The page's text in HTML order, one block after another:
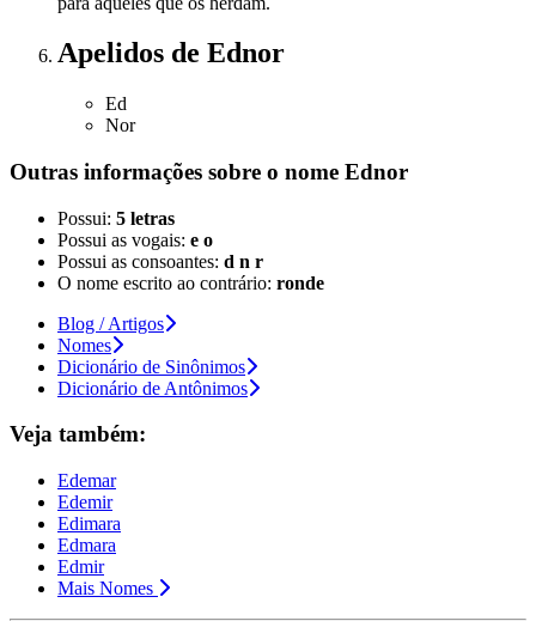
Apelidos de Ednor
Ed
Nor
Outras informações sobre o nome Ednor
Possui: 5 letras
Possui as vogais: e o
Possui as consoantes: d n r
O nome escrito ao contrário: ronde
Blog / Artigos
Nomes
Dicionário de Sinônimos
Dicionário de Antônimos
Veja também:
Edemar
Edemir
Edimara
Edmara
Edmir
Mais Nomes